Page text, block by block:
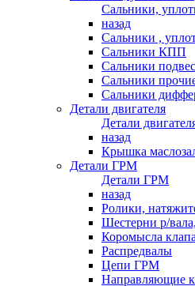
Сальники,
назад
Сальники ,
Сальники КПП
Сальники
Сальники
Сальники
Детали двигателя
Детали
назад
Крышка
Детали ГРМ
Детали ГРМ
назад
Ролики,
Шестерни р/
Коромысла
Распредвалы
Цепи ГРМ
Направляющие